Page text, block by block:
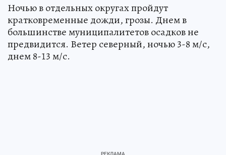
Ночью в отдельных округах пройдут
кратковременные дожди, грозы. Днем в
большинстве муниципалитетов осадков не
предвидится. Ветер северный, ночью 3-8 м/с,
днем 8-13 м/с.